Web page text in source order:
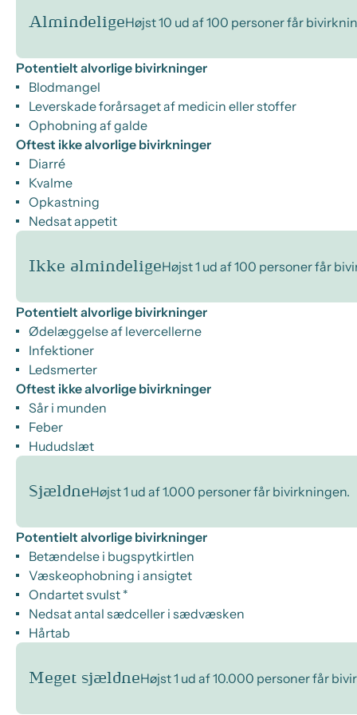
AlmindeligeHøjst 10 ud af 100 personer får
Potentielt alvorlige bivirkninger
Blodmangel
Leverskade forårsaget af medicin eller stoffer
Ophobning af galde
Oftest ikke alvorlige bivirkninger
Diarré
Kvalme
Opkastning
Nedsat appetit
Ikke almindeligeHøjst 1 ud af 100 personer får
Potentielt alvorlige bivirkninger
Ødelæggelse af levercellerne
Infektioner
Ledsmerter
Oftest ikke alvorlige bivirkninger
Sår i munden
Feber
Hududslæt
SjældneHøjst 1 ud af 1.000 personer får bivirkningen.
Potentielt alvorlige bivirkninger
Betændelse i bugspytkirtlen
Væskeophobning i ansigtet
Ondartet svulst *
Nedsat antal sædceller i sædvæsken
Hårtab
Meget sjældneHøjst 1 ud af 10.000 personer får